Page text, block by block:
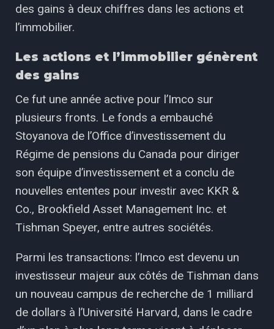
des gains à deux chiffres dans les actions et
l’immobilier.
Les actions et l’immobilier génèrent
des gains
Ce fut une année active pour l’Imco sur
plusieurs fronts. Le fonds a embauché
Stoyanova de l’Office d’investissement du
Régime de pensions du Canada pour diriger
son équipe d’investissement et a conclu de
nouvelles ententes pour investir avec KKR &
Co., Brookfield Asset Management Inc. et
Tishman Speyer, entre autres sociétés.
Parmi les transactions: l’Imco est devenu un
investisseur majeur aux côtés de Tishman dans
un nouveau campus de recherche de 1 milliard
de dollars à l’Université Harvard, dans le cadre